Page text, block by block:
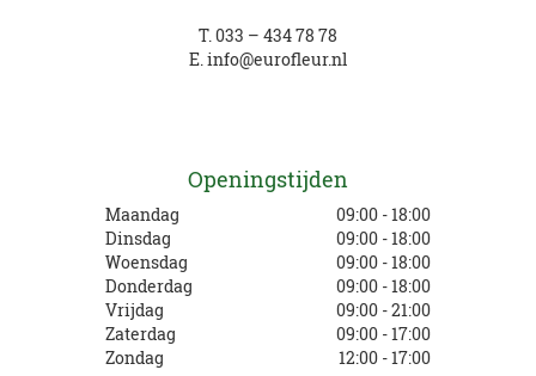
T.033 – 434 78 78
E.info@eurofleur.nl
Openingstijden
Maandag
09:00 - 18:00
Dinsdag
09:00 - 18:00
Woensdag
09:00 - 18:00
Donderdag
09:00 - 18:00
Vrijdag
09:00 - 21:00
Zaterdag
09:00 - 17:00
Zondag
12:00 - 17:00